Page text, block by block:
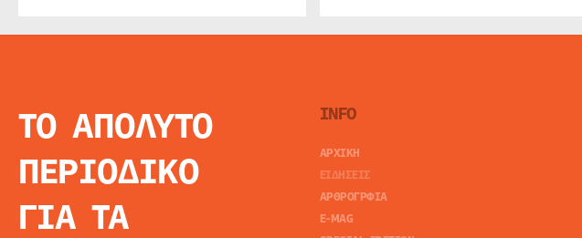
ΤΟ ΑΠΟΛΥΤΟ
ΠΕΡΙΟΔΙΚΟ
ΓΙΑ ΤΑ
INFO
ΑΡΧΙΚΗ
ΕΙΔΗΣΕΙΣ
ΑΡΘΡΟΓΡΦΙΑ
E-MAG